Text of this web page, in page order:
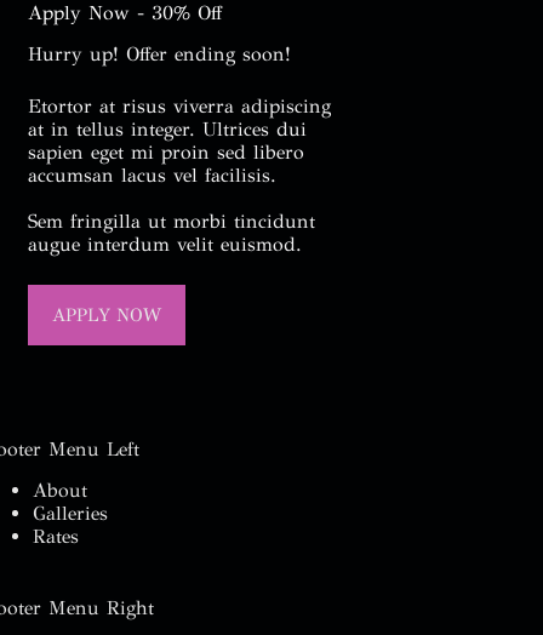
Apply Now - 30% Off
Hurry up! Offer ending soon!
Etortor at risus viverra adipiscing
at in tellus integer. Ultrices dui
sapien eget mi proin sed libero
accumsan lacus vel facilisis.
Sem fringilla ut morbi tincidunt
augue interdum velit euismod.
APPLY NOW
Menu Left
About
Galleries
Rates
Menu Right